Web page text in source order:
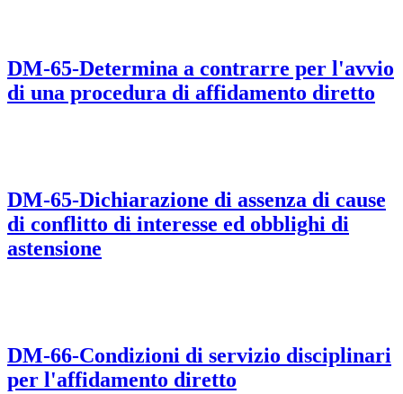
DM-65-Determina a contrarre per l'avvio
di una procedura di affidamento diretto
DM-65-Dichiarazione di assenza di cause
di conflitto di interesse ed obblighi di
astensione
DM-66-Condizioni di servizio disciplinari
per l'affidamento diretto